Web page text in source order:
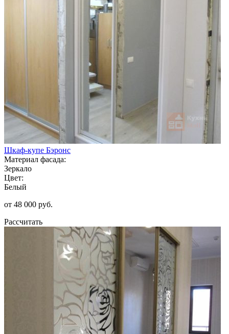
Шкаф-купе Бэронс
Материал фасада:
Зеркало
Цвет:
Белый
от 48 000 руб.
Рассчитать